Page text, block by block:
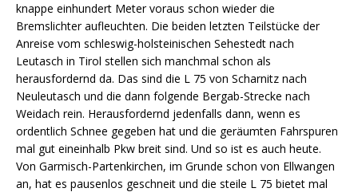
knappe einhundert Meter voraus schon wieder die
Bremslichter aufleuchten. Die beiden letzten Teilstücke der
Anreise vom schleswig-holsteinischen Sehestedt nach
Leutasch in Tirol stellen sich manchmal schon als
herausfordernd da. Das sind die L 75 von Scharnitz nach
Neuleutasch und die dann folgende Bergab-Strecke nach
Weidach rein. Herausfordernd jedenfalls dann, wenn es
ordentlich Schnee gegeben hat und die geräumten Fahrspuren
mal gut eineinhalb Pkw breit sind. Und so ist es auch heute.
Von Garmisch-Partenkirchen, im Grunde schon von Ellwangen
an, hat es pausenlos geschneit und die steile L 75 bietet mal